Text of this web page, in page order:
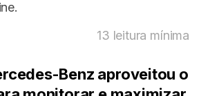
13 leitura mínima
Benz aproveitou o